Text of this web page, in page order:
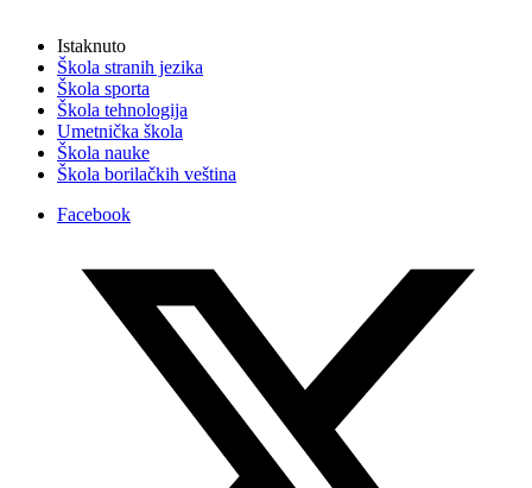
Istaknuto
Škola stranih jezika
Škola sporta
Škola tehnologija
Umetnička škola
Škola nauke
Škola borilačkih veština
Facebook